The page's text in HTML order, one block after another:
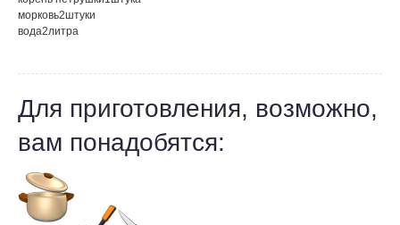
морковь2штуки
вода2литра
Для приготовления, возможно,
вам понадобятся: